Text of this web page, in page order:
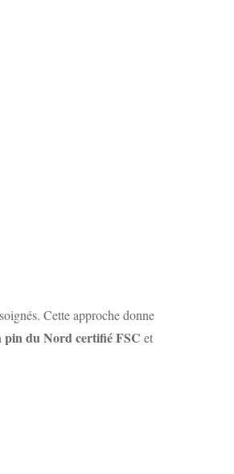
Cette approche donne
pin du Nord certifié FSC et